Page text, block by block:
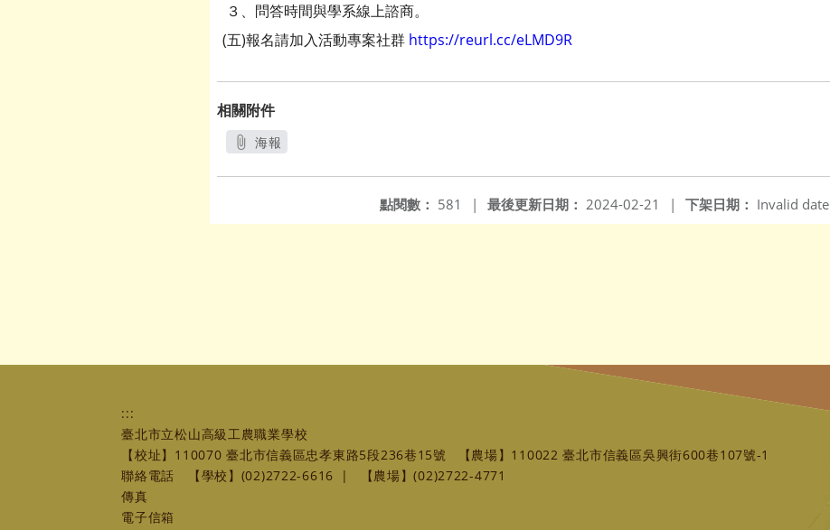
３、問答時間與學系線上諮商。
(五)報名請加入活動專案社群 https://reurl.cc/eLMD9R
相關附件
海報
下架日期： Invalid date
最後更新日期： 2024-02-21 |
點閱數： 581 |
:::
臺北市立松山高級工農職業學校
【校址】110070 臺北市信義區忠孝東路5段236巷15號
【農場】110022 臺北市信義區吳興街600巷107號-1
聯絡電話
【學校】(02)2722-6616 |
【農場】(02)2722-4771
傳真
電子信箱